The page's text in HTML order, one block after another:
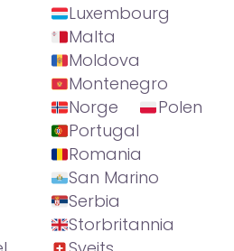
Luxembourg
Malta
Moldova
Montenegro
Norge
Polen
Portugal
Romania
San Marino
Serbia
Storbritannia